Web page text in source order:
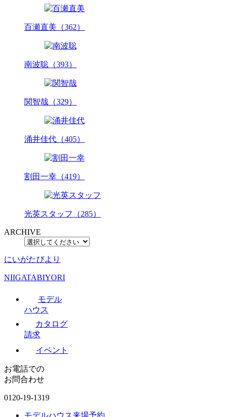
百瀬直美（362）
南波聡（393）
関智哉（329）
涌井佳代（405）
割田一幸（419）
光英スタッフ（285）
ARCHIVE
にいがたびより
NIIGATABIYORI
モデル
ハウス
カタログ
請求
イベント
お電話での
お問合わせ
0120-19-1319
モデルハウス来場予約